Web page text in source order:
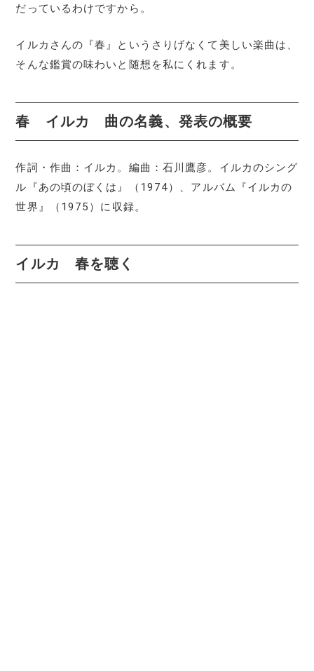
だっているわけですから。
イルカさんの『春』というさりげなくて美しい楽曲は、
そんな鑑賞の味わいと随想を私にくれます。
春 イルカ 曲の名義、発表の概要
作詞・作曲：イルカ。編曲：石川鷹彦。イルカのシング
ル『あの頃のぼくは』（1974）、アルバム『イルカの
世界』（1975）に収録。
イルカ 春を聴く